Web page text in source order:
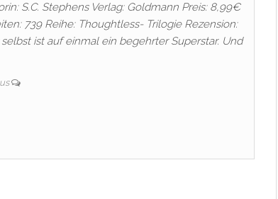
S.C. Stephens Verlag: Goldmann Preis: 8,99€
739 Reihe: Thoughtless- Trilogie Rezension:
ist auf einmal ein begehrter Superstar. Und